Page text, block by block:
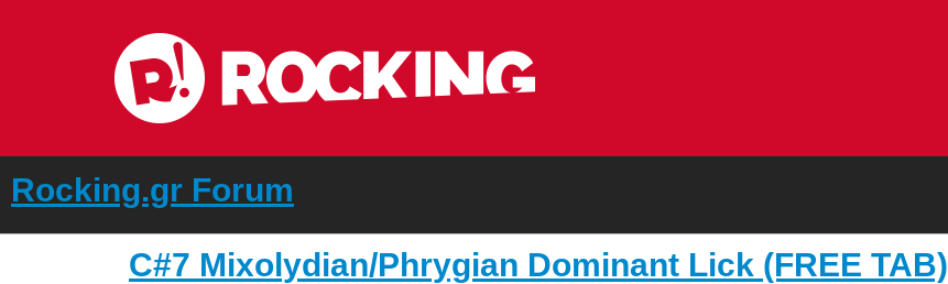
Rocking.gr Forum
C#7 Mixolydian/Phrygian Dominant Lick (FREE TAB)